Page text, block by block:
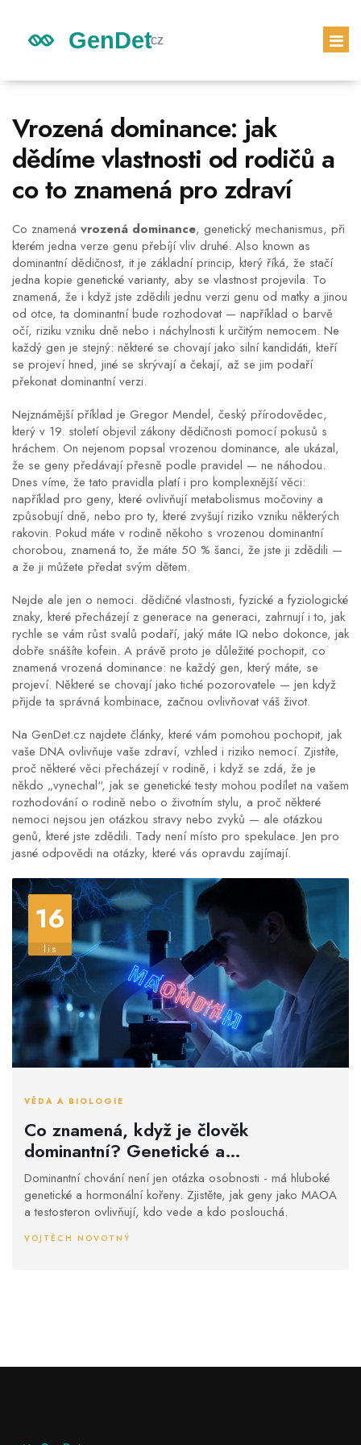
GENETICKÉ DĚDICTVÍ
DĚDICTVÍ DĚTÍ
GENETICKÝ TEST
PRVNÍ TĚHOTENSKÝ TEST
Vrozená dominance: jak
dědíme vlastnosti od rodičů a
co to znamená pro zdraví
Co znamená vrozená dominance, genetický mechanismus, při
kterém jedna verze genu přebíjí vliv druhé. Also known as
dominantní dědičnost, it je základní princip, který říká, že stačí
jedna kopie genetické varianty, aby se vlastnost projevila. To
znamená, že i když jste zdědili jednu verzi genu od matky a jinou
od otce, ta dominantní bude rozhodovat — například o barvě
očí, riziku vzniku dně nebo i náchylnosti k určitým nemocem. Ne
každý gen je stejný: některé se chovají jako silní kandidáti, kteří
se projeví hned, jiné se skrývají a čekají, až se jim podaří
překonat dominantní verzi.
Nejznámější příklad je Gregor Mendel, český přírodovědec,
který v 19. století objevil zákony dědičnosti pomocí pokusů s
hráchem. On nejenom popsal vrozenou dominance, ale ukázal,
že se geny předávají přesně podle pravidel — ne náhodou.
Dnes víme, že tato pravidla platí i pro komplexnější věci:
například pro geny, které ovlivňují metabolismus močoviny a
způsobují dně, nebo pro ty, které zvyšují riziko vzniku některých
rakovin. Pokud máte v rodině někoho s vrozenou dominantní
chorobou, znamená to, že máte 50 % šanci, že jste ji zdědili —
a že ji můžete předat svým dětem.
Nejde ale jen o nemoci. dědičné vlastnosti, fyzické a fyziologické
znaky, které přecházejí z generace na generaci, zahrnují i to, jak
rychle se vám růst svalů podaří, jaký máte IQ nebo dokonce, jak
dobře snášíte kofein. A právě proto je důležité pochopit, co
znamená vrozená dominance: ne každý gen, který máte, se
projeví. Některé se chovají jako tiché pozorovatele — jen když
přijde ta správná kombinace, začnou ovlivňovat váš život.
Na GenDet.cz najdete články, které vám pomohou pochopit, jak
vaše DNA ovlivňuje vaše zdraví, vzhled i riziko nemocí. Zjistíte,
proč některé věci přecházejí v rodině, i když se zdá, že je
někdo „vynechal“, jak se genetické testy mohou podílet na vašem
rozhodování o rodině nebo o životním stylu, a proč některé
nemoci nejsou jen otázkou stravy nebo zvyků — ale otázkou
genů, které jste zdědili. Tady není místo pro spekulace. Jen pro
jasné odpovědi na otázky, které vás opravdu zajímají.
16
lis
VĚDA A BIOLOGIE
Co znamená, když je člověk
dominantní? Genetické a
psychologické základy dominance
Dominantní chování není jen otázka osobnosti - má hluboké
genetické a hormonální kořeny. Zjistěte, jak geny jako MAOA
a testosteron ovlivňují, kdo vede a kdo poslouchá.
VOJTĚCH NOVOTNÝ